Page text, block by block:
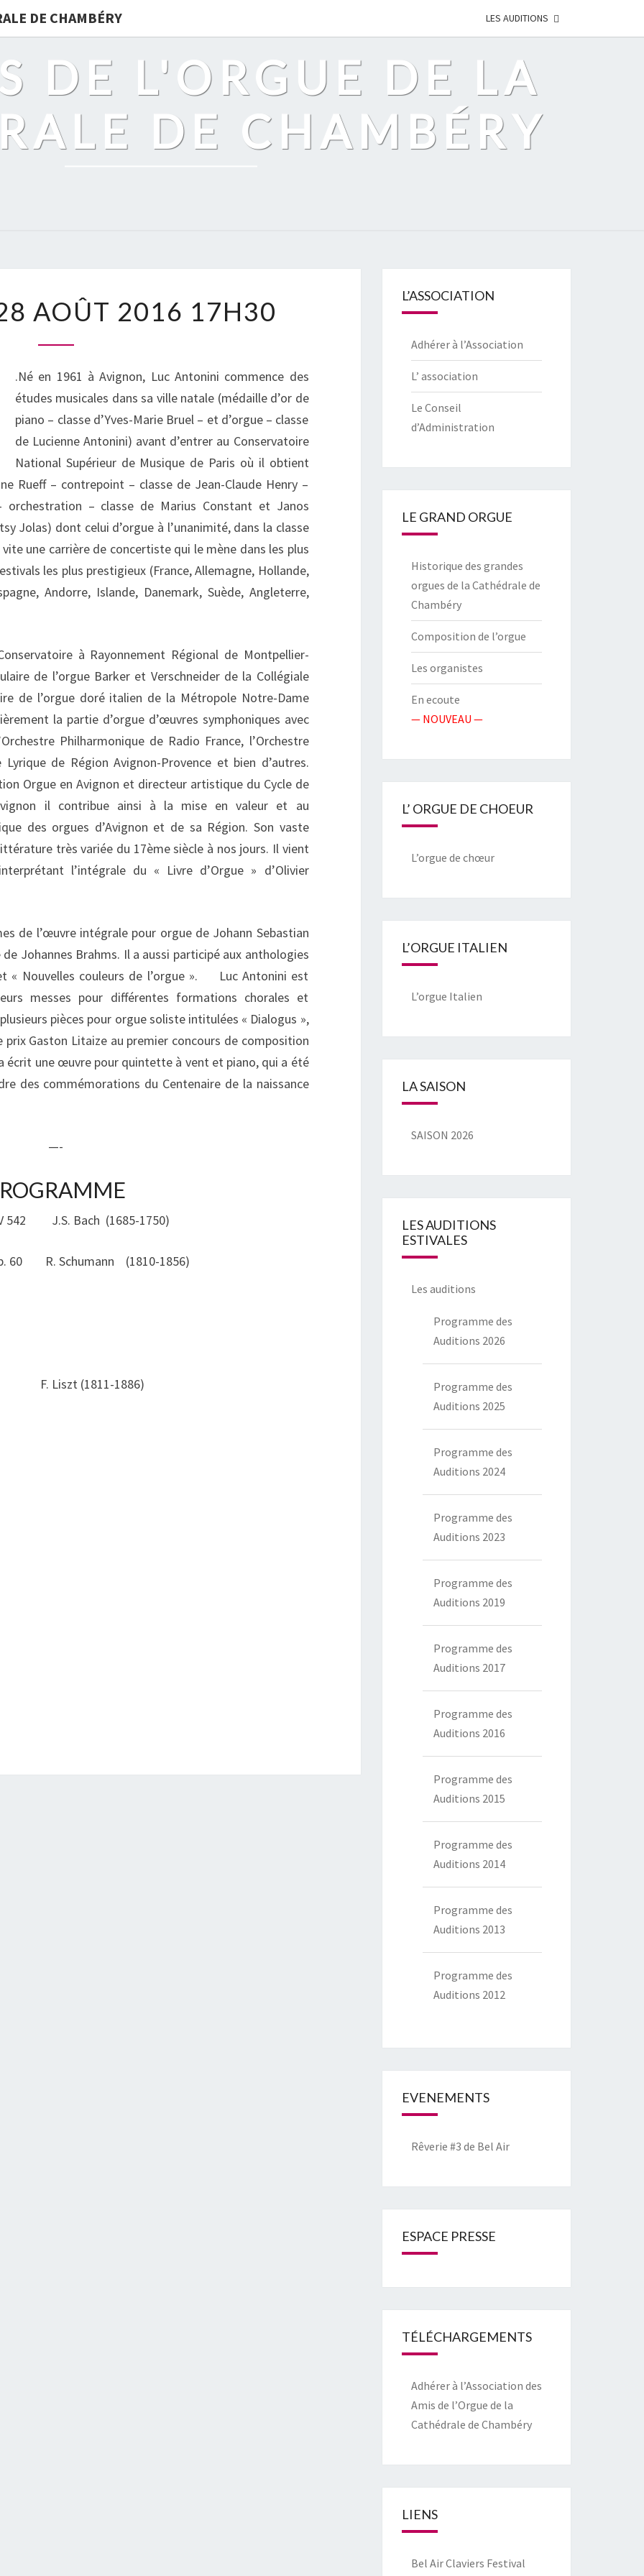
DE CHAMBÉRY LES AUDITIONS
DE L'ORGUE DE LA
DE CHAMBÉRY
28
17H30
AOÛT 2016 17H30
.Né en 1961 à Avignon, Luc Antonini commence des
études musicales dans sa ville natale (médaille d’or de
piano – classe d’Yves-Marie Bruel – et d’orgue – classe
de Lucienne Antonini) avant d’entrer au Conservatoire
National Supérieur de Musique de Paris où il obtient
Rueff – contrepoint – classe de Jean-Claude Henry –
– classe de Marius Constant et Janos
Jolas) dont celui d’orgue à l’unanimité, dans la classe
une carrière de concertiste qui le mène dans les plus
les plus prestigieux (France, Allemagne, Hollande,
Andorre, Islande, Danemark, Suède, Angleterre,
à Rayonnement Régional de Montpellier-
de l’orgue Barker et Verschneider de la Collégiale
de l’orgue doré italien de la Métropole Notre-Dame
la partie d’orgue d’œuvres symphoniques avec
Philharmonique de Radio France, l’Orchestre
de Région Avignon-Provence et bien d’autres.
Orgue en Avignon et directeur artistique du Cycle de
il contribue ainsi à la mise en valeur et au
des orgues d’Avignon et de sa Région. Son vaste
très variée du 17ème siècle à nos jours. Il vient
l’intégrale du « Livre d’Orgue » d’Olivier
intégrale pour orgue de Johann Sebastian
Johannes Brahms. Il a aussi participé aux anthologies
« Nouvelles couleurs de l’orgue ». Luc Antonini est
messes pour différentes formations chorales et
pièces pour orgue soliste intitulées « Dialogus »,
prix Gaston Litaize au premier concours de composition
écrit une œuvre pour quintette à vent et piano, qui a été
des commémorations du Centenaire de la naissance
—-
542 J.S. Bach (1685-1750)
60 R. Schumann (1810-1856)
F. Liszt (1811-1886)
L’ASSOCIATION
Adhérer à l’Association
L’ association
Le Conseil
d’Administration
LE GRAND ORGUE
Historique des grandes
orgues de la Cathédrale de
Chambéry
Composition de l’orgue
Les organistes
En ecoute
— NOUVEAU —
L’ ORGUE DE CHOEUR
L’orgue de chœur
L’ORGUE ITALIEN
L’orgue Italien
LA SAISON
SAISON 2026
LES AUDITIONS
ESTIVALES
Les auditions
Programme des
Auditions 2026
Programme des
Auditions 2025
Programme des
Auditions 2024
Programme des
Auditions 2023
Programme des
Auditions 2019
Programme des
Auditions 2017
Programme des
Auditions 2016
Programme des
Auditions 2015
Programme des
Auditions 2014
Programme des
Auditions 2013
Programme des
Auditions 2012
EVENEMENTS
Rêverie #3 de Bel Air
ESPACE PRESSE
TÉLÉCHARGEMENTS
Adhérer à l’Association des
Amis de l’Orgue de la
Cathédrale de Chambéry
LIENS
Bel Air Claviers Festival